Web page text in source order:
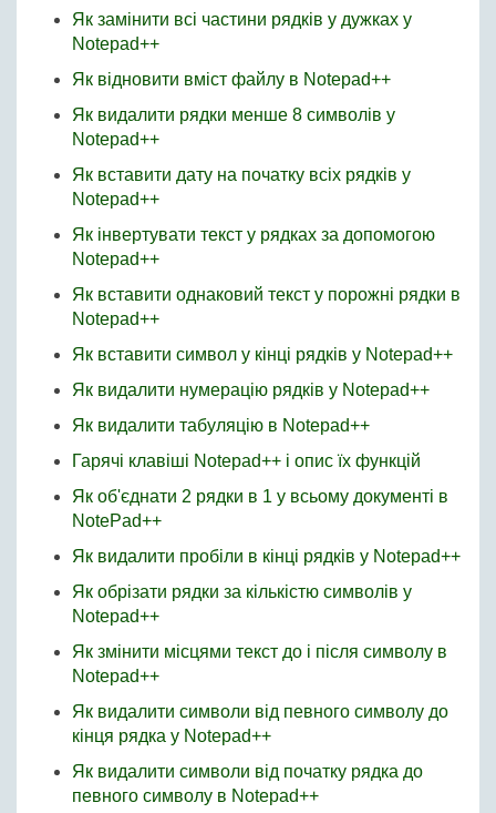
Як замінити всі частини рядків у дужках у
Notepad++
Як відновити вміст файлу в Notepad++
Як видалити рядки менше 8 символів у
Notepad++
Як вставити дату на початку всіх рядків у
Notepad++
Як інвертувати текст у рядках за допомогою
Notepad++
Як вставити однаковий текст у порожні рядки в
Notepad++
Як вставити символ у кінці рядків у Notepad++
Як видалити нумерацію рядків у Notepad++
Як видалити табуляцію в Notepad++
Гарячі клавіші Notepad++ і опис їх функцій
Як об'єднати 2 рядки в 1 у всьому документі в
NotePad++
Як видалити пробіли в кінці рядків у Notepad++
Як обрізати рядки за кількістю символів у
Notepad++
Як змінити місцями текст до і після символу в
Notepad++
Як видалити символи від певного символу до
кінця рядка у Notepad++
Як видалити символи від початку рядка до
певного символу в Notepad++